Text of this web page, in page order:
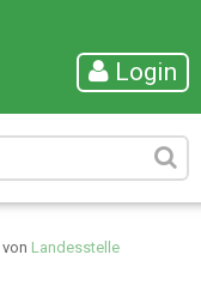
Login
von Landesstelle